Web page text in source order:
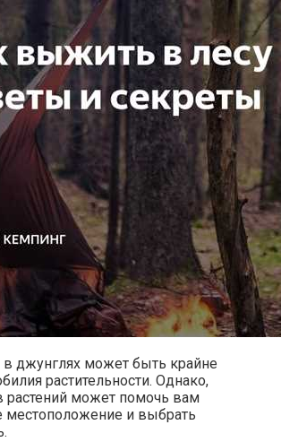
джунглях может быть крайне
растительности. Однако,
растений может помочь вам
местоположение и выбрать